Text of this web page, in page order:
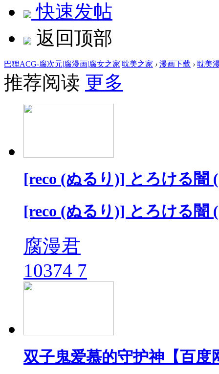
快速发帖
返回顶部
巴狸ACG-腐次元|腐漫画|腐女之家|耽美之家 › 漫画下载 › 耽美
推荐阅读 更多
[reco (ぬるり)] とろける闇
[reco (ぬるり)] とろける闇
腐漫君
10374 7
双子鬼爱慕的守护神【百度